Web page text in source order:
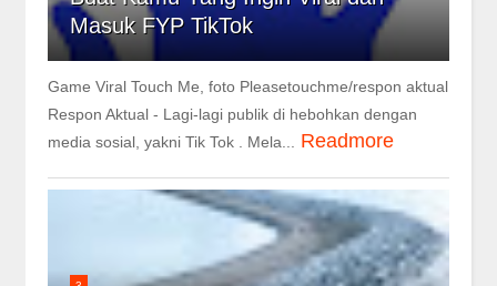
Masuk FYP TikTok
Game Viral Touch Me, foto Pleasetouchme/respon aktual
Respon Aktual - Lagi-lagi publik di hebohkan dengan
media sosial, yakni Tik Tok . Mela...
Readmore